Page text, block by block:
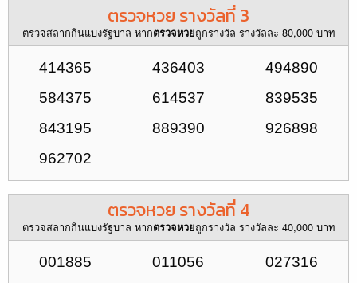
ตรวจหวย รางวัลที่ 3
ตรวจสลากกินแบ่งรัฐบาล หากตรวจหวยถูกรางวัล รางวัลละ 80,000 บาท
414365 436403
494890
584375
614537
839535
843195
889390
926898
962702
ตรวจหวย รางวัลที่ 4
ตรวจสลากกินแบ่งรัฐบาล หากตรวจหวยถูกรางวัล รางวัลละ 40,000 บาท
001885 011056
027316